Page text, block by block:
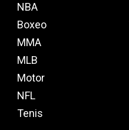
NBA
Boxeo
MMA
MLB
Motor
NFL
Tenis